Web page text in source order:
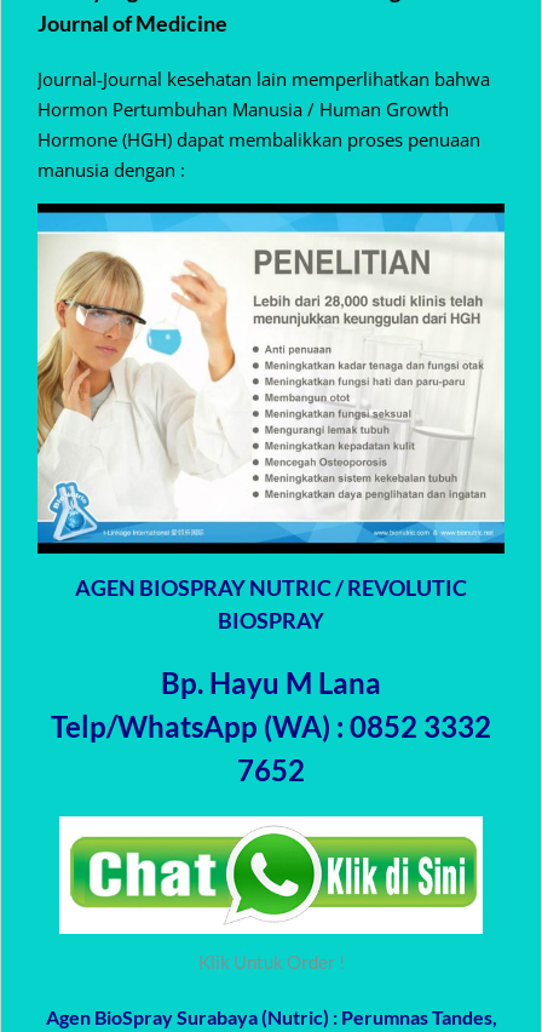
Journal of Medicine
Journal-Journal kesehatan lain memperlihatkan bahwa
Hormon Pertumbuhan Manusia / Human Growth
Hormone (HGH) dapat membalikkan proses penuaan
manusia dengan :
AGEN BIOSPRAY NUTRIC / REVOLUTIC
BIOSPRAY
Bp. Hayu M Lana
Telp/WhatsApp (WA) : 0852 3332
7652
Klik Untuk Order !
Agen BioSpray Surabaya (Nutric) : Perumnas Tandes,